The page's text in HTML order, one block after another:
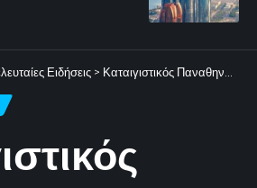
Ειδήσεις > Καταιγιστικός Παναθηναϊκός: Εντυπωσιακή «κατοστάρα» και τέταρτη διαδοχική νίκη